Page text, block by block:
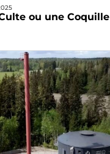
ou une